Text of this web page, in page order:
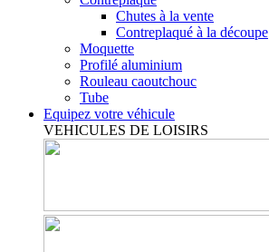
Chutes à la vente
Contreplaqué à la découpe
Moquette
Profilé aluminium
Rouleau caoutchouc
Tube
Equipez votre véhicule
VEHICULES DE LOISIRS